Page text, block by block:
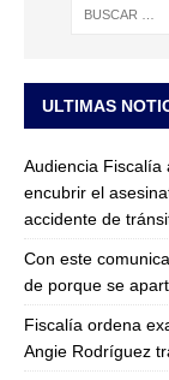
ULTIMAS
Audiencia Fiscalía
encubrir el
accidente de
Con este
de porque se
Fiscalía ordena
Angie Rodríguez